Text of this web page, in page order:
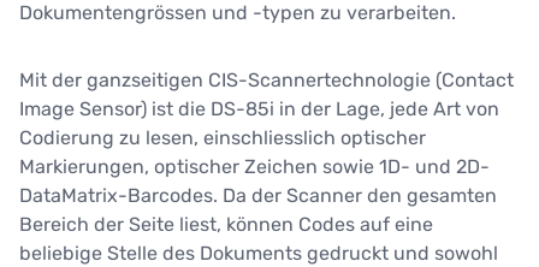
Dokumentengrössen und -typen zu verarbeiten.
Mit der ganzseitigen CIS-Scannertechnologie (Contact
Image Sensor) ist die DS-85i in der Lage, jede Art von
Codierung zu lesen, einschliesslich optischer
Markierungen, optischer Zeichen sowie 1D- und 2D-
DataMatrix-Barcodes. Da der Scanner den gesamten
Bereich der Seite liest, können Codes auf eine
beliebige Stelle des Dokuments gedruckt und sowohl